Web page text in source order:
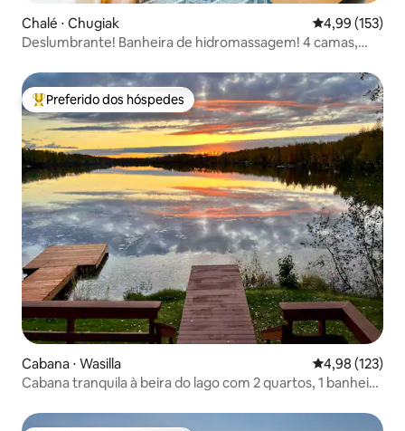
Chalé ⋅ Chugiak 4,99 de uma
4,99 (153)
Deslumbrante! Banheira de hidromassagem! 4 camas,
Entre os melhores preferidos dos hóspedes
Preferido dos hóspedes
Cabana ⋅ Wasilla 4,98 de uma
4,98 (123)
Cabana tranquila à beira do lago com 2 quartos, 1 banheiro